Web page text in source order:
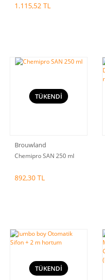
1.115,52 TL
TÜKENDİ
Brouwland
Chemipro SAN 250 ml
892,30 TL
TÜKENDİ